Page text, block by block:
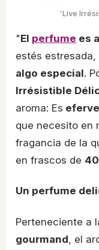
'Live
"El perfume es
estés estresada,
algo especial.
Irrésistible
aroma: Es
que necesito en
fragancia de la
en frascos de
Un perfume
Perteneciente a
gourmand, el